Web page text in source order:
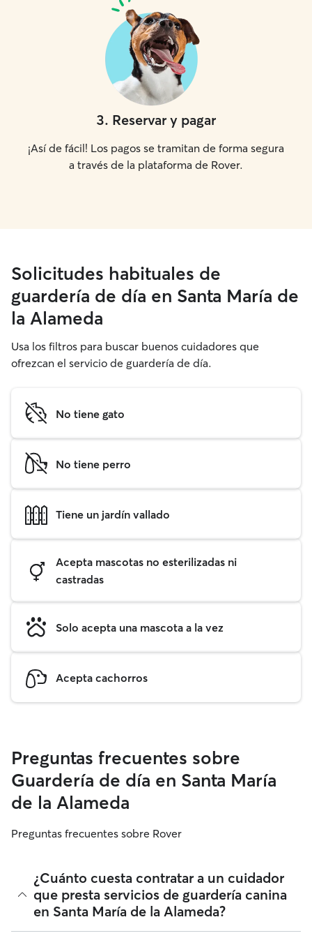
3. Reservar y pagar
¡Así de fácil! Los pagos se tramitan de forma segura
a través de la plataforma de Rover.
Solicitudes habituales de
guardería de día en Santa María de
la Alameda
Usa los filtros para buscar buenos cuidadores que
ofrezcan el servicio de guardería de día.
No tiene gato
No tiene perro
Tiene un jardín vallado
Acepta mascotas no esterilizadas ni
castradas
Solo acepta una mascota a la vez
Acepta cachorros
Preguntas frecuentes sobre
Guardería de día en Santa María
de la Alameda
Preguntas frecuentes sobre Rover
¿Cuánto cuesta contratar a un cuidador
que presta servicios de guardería canina
en Santa María de la Alameda?